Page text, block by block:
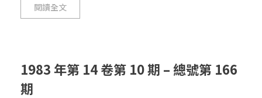
閱讀全文
1983 年第 14 卷第 10 期 – 總號第 166
期